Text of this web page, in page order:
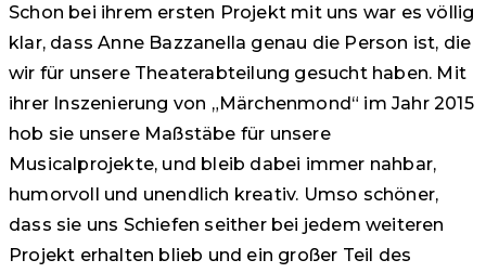
Schon bei ihrem ersten Projekt mit uns war es völlig
klar, dass Anne Bazzanella genau die Person ist, die
wir für unsere Theaterabteilung gesucht haben. Mit
ihrer Inszenierung von „Märchenmond“ im Jahr 2015
hob sie unsere Maßstäbe für unsere
Musicalprojekte, und bleib dabei immer nahbar,
humorvoll und unendlich kreativ. Umso schöner,
dass sie uns Schiefen seither bei jedem weiteren
Projekt erhalten blieb und ein großer Teil des